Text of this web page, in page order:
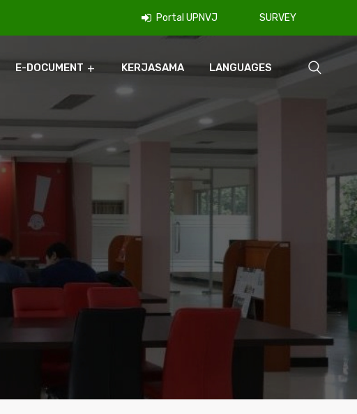
Portal UPNVJ SURVEY
E-DOCUMENT KERJASAMA LANGUAGES